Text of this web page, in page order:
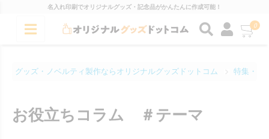
名入れ印刷でオリジナルグッズ・記念品がかんたんに作成可能！
0
グッズ・ノベルティ製作ならオリジナルグッズドットコム 特集・コ
お役立ちコラム ＃テーマ